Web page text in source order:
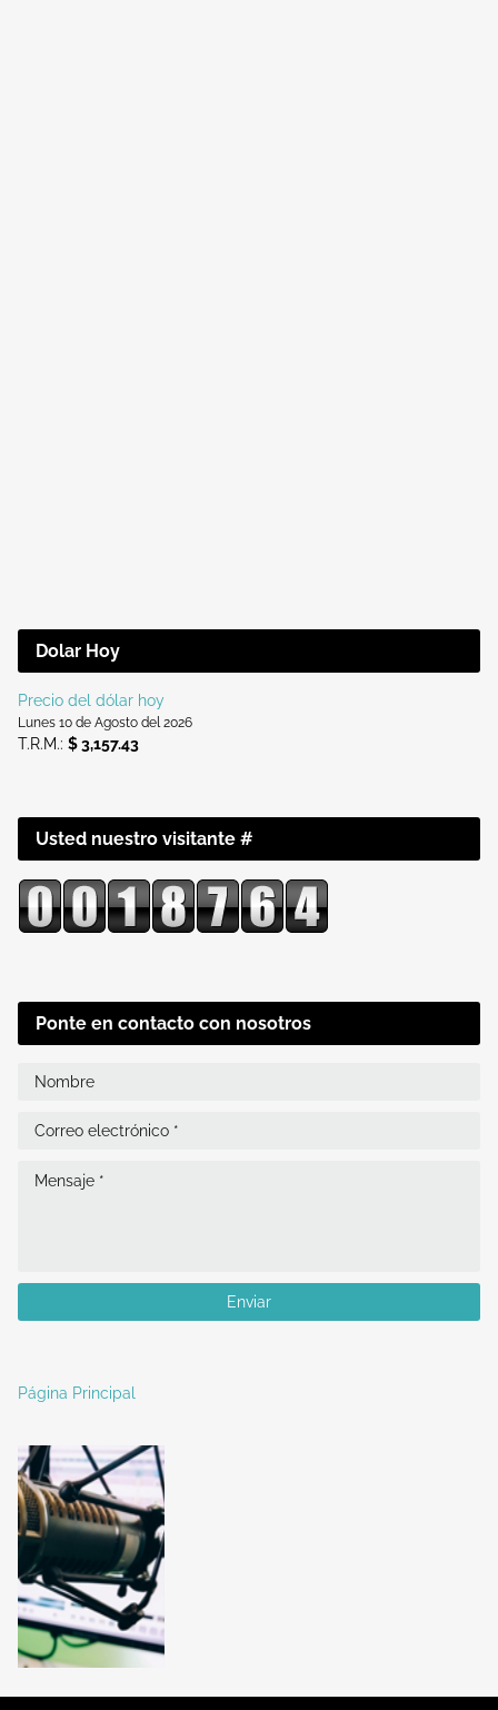
Dolar Hoy
Precio del dólar hoy
Lunes 10 de Agosto del 2026
T.R.M.: $ 3,157.43
Usted nuestro visitante #
Ponte en contacto con nosotros
Página Principal